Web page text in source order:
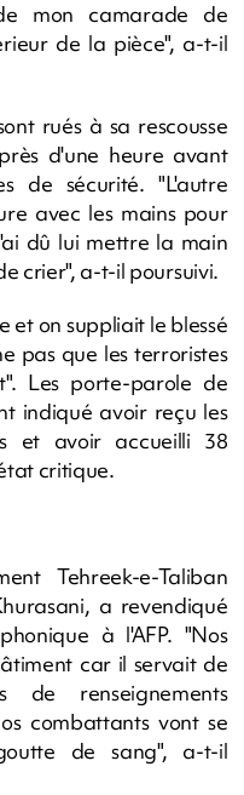
mon camarade de
de la pièce", a-t-il
rués à sa rescousse
d'une heure avant
de sécurité. "L'autre
avec les mains pour
dû lui mettre la main
crier", a-t-il poursuivi.
et on suppliait le blessé
pas que les terroristes
Les porte-parole de
indiqué avoir reçu les
et avoir accueilli 38
critique.
Tehreek-e-Taliban
a revendiqué
à l'AFP. "Nos
car il servait de
de renseignements
combattants vont se
de sang", a-t-il